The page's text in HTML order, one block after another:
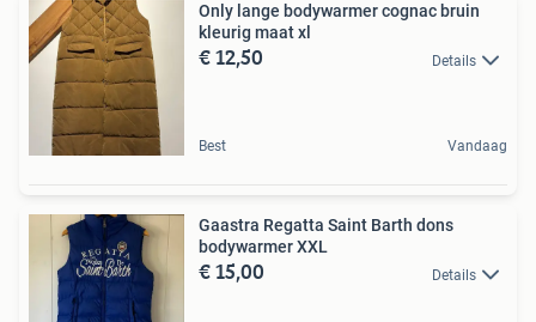
Only lange bodywarmer cognac bruin
kleurig maat xl
€ 12,50 Details
Best Vandaag
Gaastra Regatta Saint Barth dons
bodywarmer XXL
€ 15,00 Details